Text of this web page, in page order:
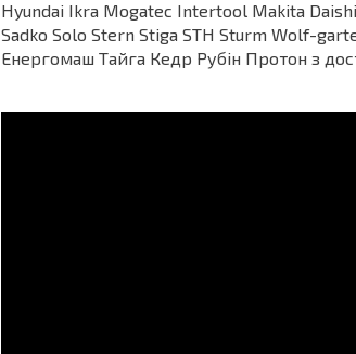
Hyundai Ikra Mogatec Intertool Makita
Sadko Solo Stern Stiga STH Sturm Wolf-
Енергомаш Тайга Кедр Рубін Протон з